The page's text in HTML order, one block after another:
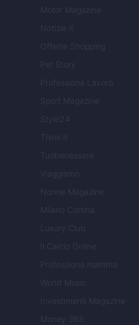
Motor Magazine
Notizie.it
Offerte Shopping
Pet Story
Professione Lavoro
Sport Magazine
Style24
Think.it
Tuobenessere
Viaggiamo
Nonne Magazine
Milano Cortina
Luxury Club
Il Calcio Online
Professione mamma
World Music
Investimenti Magazine
Money 365